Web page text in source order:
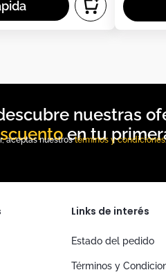
aceptas nuestrostérminos y condiciones
Links de interés
Estado del pedido
Términos y